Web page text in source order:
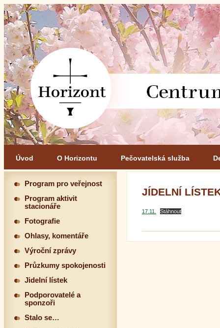
Úvod O Horizontu Pečovatelská služba
JÍDELNÍ
17.11. Stáhnout
Program pro veřejnost
Program aktivit
stacionáře
Fotografie
Ohlasy, komentáře
Výroční zprávy
Průzkumy spokojenosti
Jidelní lístek
Podporovatelé a
sponzoři
Stalo se…